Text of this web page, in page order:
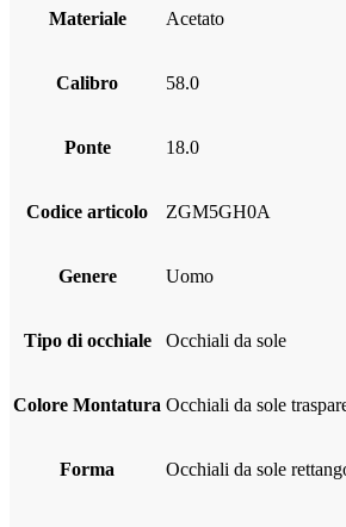
Materiale acetato
Calibro 58.0
Ponte 18.0
Codice articolo ZGM5GH0A
Genere uomo
Tipo di occhiale Occhiali da sole
Colore Montatura Occhiali da sole
Forma Occhiali da sole